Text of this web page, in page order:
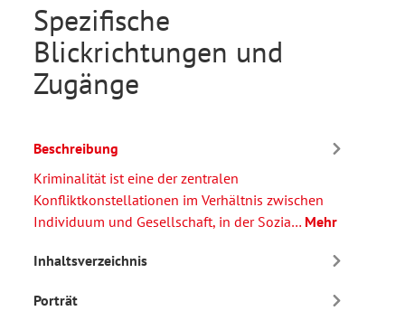
Spezifische
Blickrichtungen und
Zugänge
Beschreibung
Kriminalität ist eine der zentralen
Konfliktkonstellationen im Verhältnis zwischen
Individuum und Gesellschaft, in der Sozia… Mehr
Inhaltsverzeichnis
Porträt